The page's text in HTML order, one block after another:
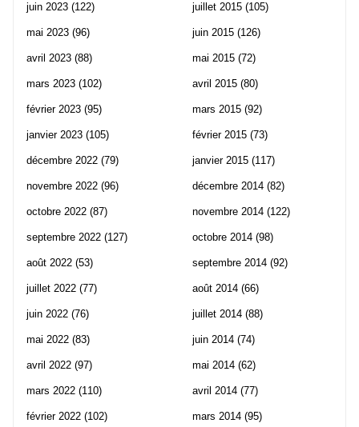
juin 2023 (122)
mai 2023 (96)
avril 2023 (88)
mars 2023 (102)
février 2023 (95)
janvier 2023 (105)
décembre 2022 (79)
novembre 2022 (96)
octobre 2022 (87)
septembre 2022 (127)
août 2022 (53)
juillet 2022 (77)
juin 2022 (76)
mai 2022 (83)
avril 2022 (97)
mars 2022 (110)
février 2022 (102)
juillet 2015 (105)
juin 2015 (126)
mai 2015 (72)
avril 2015 (80)
mars 2015 (92)
février 2015 (73)
janvier 2015 (117)
décembre 2014 (82)
novembre 2014 (122)
octobre 2014 (98)
septembre 2014 (92)
août 2014 (66)
juillet 2014 (88)
juin 2014 (74)
mai 2014 (62)
avril 2014 (77)
mars 2014 (95)